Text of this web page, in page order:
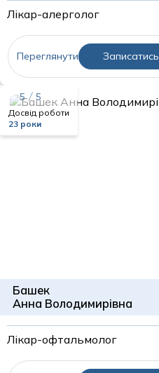
Переглянути Записатись
Лікар-алерголог
5 / 5
Досвід роботи
23 роки
Башек
Анна Володимирівна
Лікар-офтальмолог